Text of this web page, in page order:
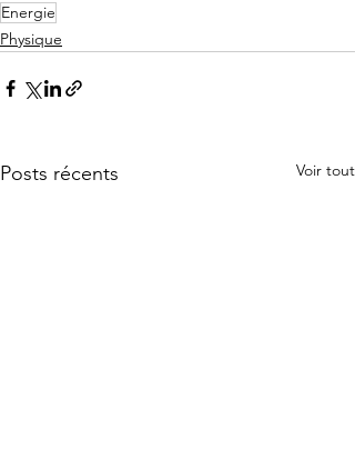
Energie
Physique
Posts récents Voir tout